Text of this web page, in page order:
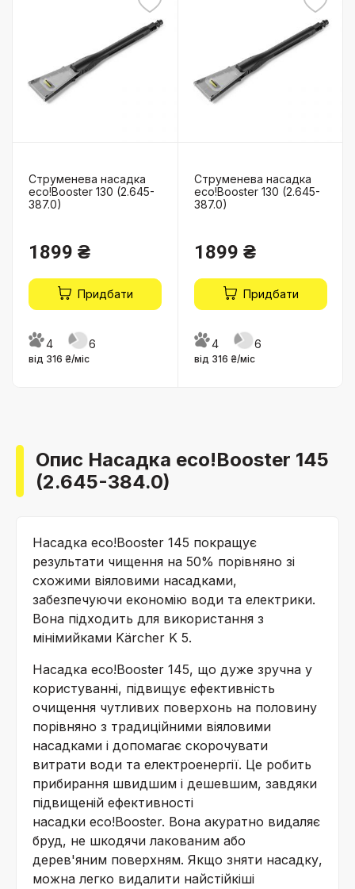
Струменева насадка
eco!Booster 130 (2.645-
387.0)
1899 ₴
Придбати
4 6
від 316 ₴/міс
Струменева насадка
eco!Booster 130 (2.645-
387.0)
1899 ₴
Придбати
4 6
від 316 ₴/міс
Опис Насадка eco!Booster 145
(2.645-384.0)
Насадка eco!Booster 145 покращує
результати чищення на 50% порівняно зі
схожими віяловими насадками,
забезпечуючи економію води та електрики.
Вона підходить для використання з
мінімийками Kärcher K 5.
Насадка eco!Booster 145, що дуже зручна у
користуванні, підвищує ефективність
очищення чутливих поверхонь на половину
порівняно з традиційними віяловими
насадками і допомагає скорочувати
витрати води та електроенергії. Це робить
прибирання швидшим і дешевшим, завдяки
підвищеній ефективності
насадки eco!Booster. Вона акуратно видаляє
бруд, не шкодячи лакованим або
дерев'яним поверхням. Якщо зняти насадку,
можна легко видалити найстійкіші